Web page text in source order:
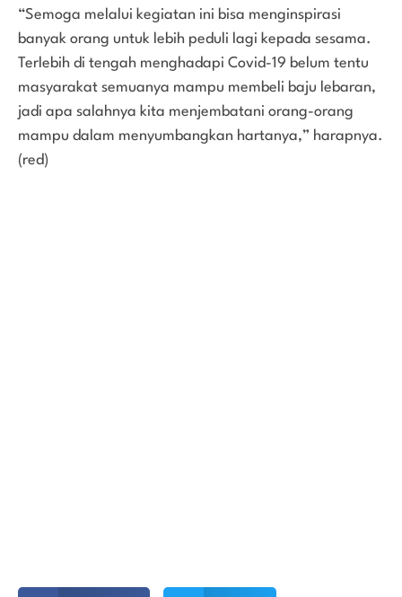
“Semoga melalui kegiatan ini bisa menginspirasi
banyak orang untuk lebih peduli lagi kepada sesama.
Terlebih di tengah menghadapi Covid-19 belum tentu
masyarakat semuanya mampu membeli baju lebaran,
jadi apa salahnya kita menjembatani orang-orang
mampu dalam menyumbangkan hartanya,” harapnya.
(red)